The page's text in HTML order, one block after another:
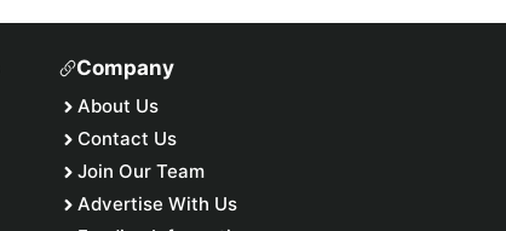
Company
About Us
Contact Us
Join Our Team
Advertise With Us